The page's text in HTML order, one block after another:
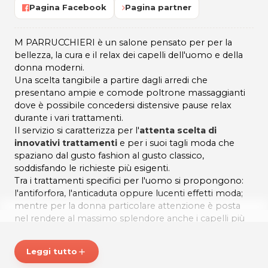
Pagina Facebook Pagina partner
M PARRUCCHIERI è un salone pensato per per la
bellezza, la cura e il relax dei capelli dell'uomo e della
donna moderni.
Una scelta tangibile a partire dagli arredi che
presentano ampie e comode poltrone massaggianti
dove è possibile concedersi distensive pause relax
durante i vari trattamenti.
Il servizio si caratterizza per l'attenta scelta di
innovativi trattamenti e per i suoi tagli moda che
spaziano dal gusto fashion al gusto classico,
soddisfando le richieste più esigenti.
Tra i trattamenti specifici per l'uomo si propongono:
l'antiforfora, l'anticaduta oppure lucenti effetti moda;
mentre per la donna particolare attenzione è posta
nel rendere al massimo splendore anche i capelli più
una posa di soli 17 minuti promette di esser per tutte
una Miracolosa Novità.
Leggi tutto add